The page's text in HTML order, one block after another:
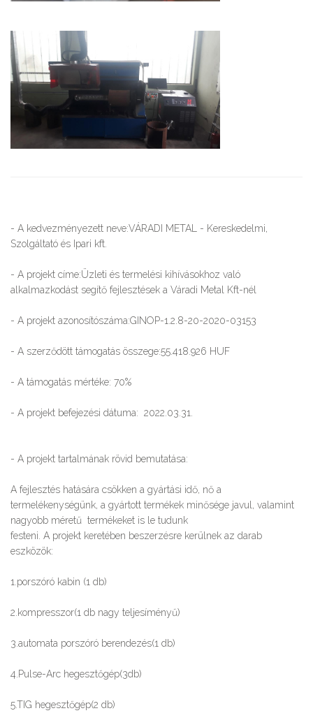
- A kedvezményezett neve:VÁRADI METAL - Kereskedelmi,
Szolgáltató és Ipari kft.
- A projekt címe:Üzleti és termelési kihívásokhoz való
alkalmazkodást segítő fejlesztések a Váradi Metal Kft-nél
- A projekt azonosítószáma:GINOP-1.2.8-20-2020-03153
- A szerződött támogatás összege:55.418.926 HUF
- A támogatás mértéke: 70%
- A projekt befejezési dátuma: 2022.03.31.
- A projekt tartalmának rövid bemutatása:
A fejlesztés hatására csökken a gyártási idő, nő a
termelékenységünk, a gyártott termékek minősége javul, valamint
nagyobb méretű termékeket is le tudunk
festeni. A projekt keretében beszerzésre kerülnek az darab
eszközök:
1.porszóró kabin (1 db)
2.kompresszor(1 db nagy teljesíményű)
3.automata porszóró berendezés(1 db)
4.Pulse-Arc hegesztőgép(3db)
5.TIG hegesztőgép(2 db)